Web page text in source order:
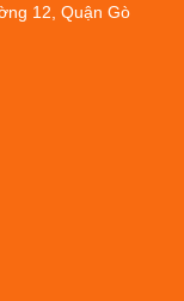
12, Quận Gò